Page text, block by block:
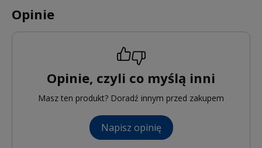
Opinie
Opinie, czyli co myślą inni
Masz ten produkt? Doradź innym przed zakupem
Napisz opinię